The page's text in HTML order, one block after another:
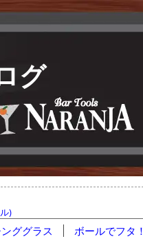
グ
)
ググラス ボールでフタ！